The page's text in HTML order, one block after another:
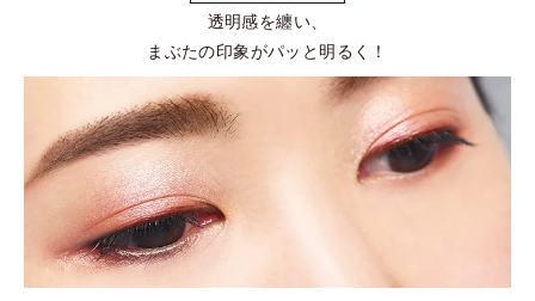
透明感を纏い、
まぶたの印象がパッと明るく！